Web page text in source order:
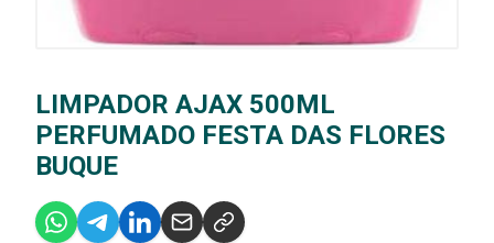
LIMPADOR AJAX 500ML
PERFUMADO FESTA DAS FLORES
BUQUE